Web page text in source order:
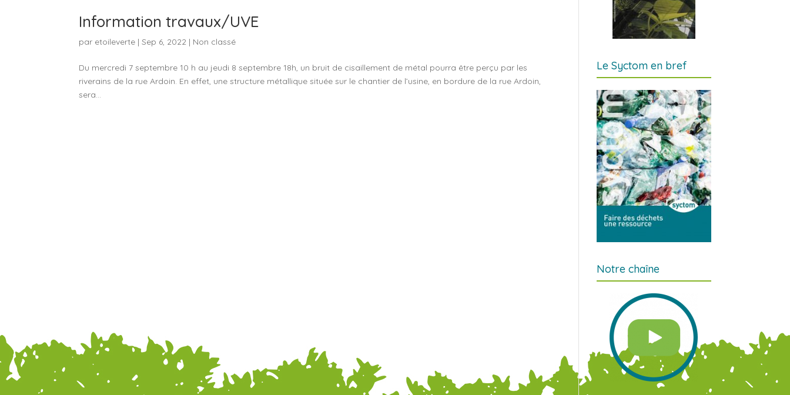
Information travaux/UVE
par etoileverte |Sep 6, 2022 | Non classé
Du mercredi 7 septembre 10 h au jeudi 8 septembre 18h, un bruit de cisaillement de métal pourra être perçu par les
riverains de la rue Ardoin. En effet, une structure métallique située sur le chantier de l’usine, en bordure de la rue Ardoin,
sera...
Le Syctom en bref
Notre chaîne